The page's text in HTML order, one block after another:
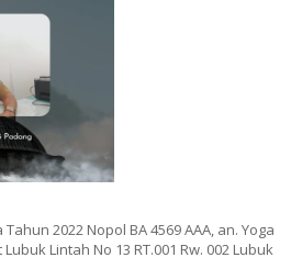
2022 Nopol BA 4569 AAA, an. Yoga
Lintah No 13 RT.001 Rw. 002 Lubuk